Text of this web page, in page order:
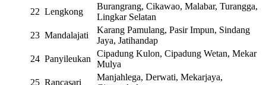
22 Lengkong
Burangrang, Cikawao, Malabar, Turangga,
Lingkar Selatan
23 Mandalajati
Karang Pamulang, Pasir Impun, Sindang
Jaya, Jatihandap
24 Panyileukan
Cipadung Kulon, Cipadung Wetan, Mekar
Mulya
25 Rancasari
Manjahlega, Derwati, Mekarjaya,